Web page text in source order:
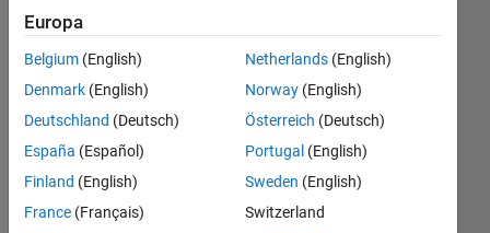
Matpar
18 Feb
2020
Risposta
Aggiornato
21 Feb
Europa
Belgium (English)
Denmark (English)
Deutschland (Deutsch)
España (Español)
Finland (English)
France (Français)
Netherlands(English)
Norway(English)
Österreich (Deutsch)
Portugal (English)
Sweden (English)
Switzerland